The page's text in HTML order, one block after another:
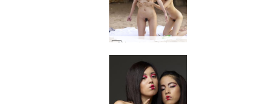
Konata un Lulu saules eļļa #10